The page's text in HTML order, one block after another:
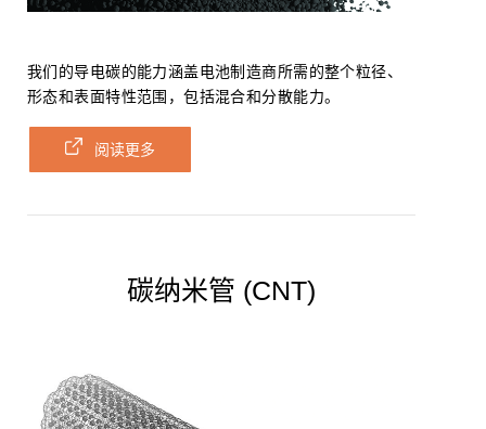
我们的导电碳的能力涵盖电池制造商所需的整个粒径、
形态和表面特性范围，包括混合和分散能力。
阅读更多
碳纳米管 (CNT)